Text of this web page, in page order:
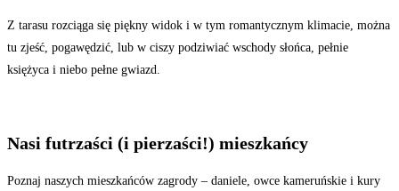
Z tarasu rozciąga się piękny widok i w tym romantycznym klimacie, można
tu zjeść, pogawędzić, lub w ciszy podziwiać wschody słońca, pełnie
księżyca i niebo pełne gwiazd.
Nasi futrzaści (i pierzaści!) mieszkańcy
Poznaj naszych mieszkańców zagrody – daniele, owce kameruńskie i kury